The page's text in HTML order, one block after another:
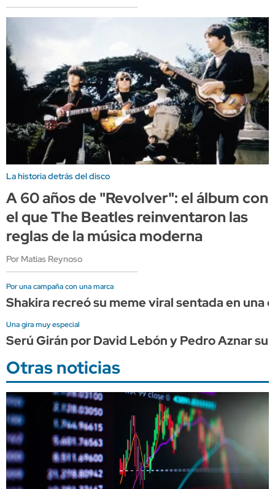
La historia detrás del disco
A 60 años de "Revolver": el álbum con
el que The Beatles reinventaron las
reglas de la música moderna
Por Matias Reynoso
Por una campaña con una marca
Shakira recreó su meme viral sentada en una
Una gira muy especial
Serú Girán por David Lebón y Pedro Aznar
Otras noticias